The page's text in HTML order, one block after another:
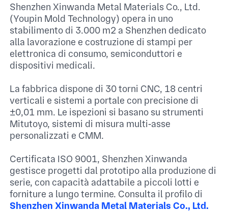
Shenzhen Xinwanda Metal Materials Co., Ltd.
(Youpin Mold Technology) opera in uno
stabilimento di 3.000 m² a Shenzhen dedicato
alla lavorazione e costruzione di stampi per
elettronica di consumo, semiconduttori e
dispositivi medicali.​
La fabbrica dispone di 30 torni CNC, 18 centri
verticali e sistemi a portale con precisione di
±0,01 mm. Le ispezioni si basano su strumenti
Mitutoyo, sistemi di misura multi‑asse
personalizzati e CMM.​
Certificata ISO 9001, Shenzhen Xinwanda
gestisce progetti dal prototipo alla produzione di
serie, con capacità adattabile a piccoli lotti e
forniture a lungo termine.​ Consulta il profilo di
Shenzhen Xinwanda Metal Materials Co., Ltd.